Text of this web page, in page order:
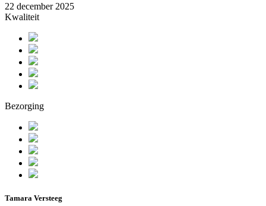
22 december 2025
Kwaliteit
Bezorging
Tamara Versteeg